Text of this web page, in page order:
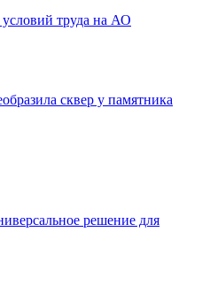
условий труда на АО
сквер у памятника
решение для